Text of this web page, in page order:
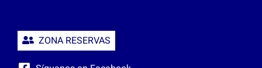
ZONA RESERVAS